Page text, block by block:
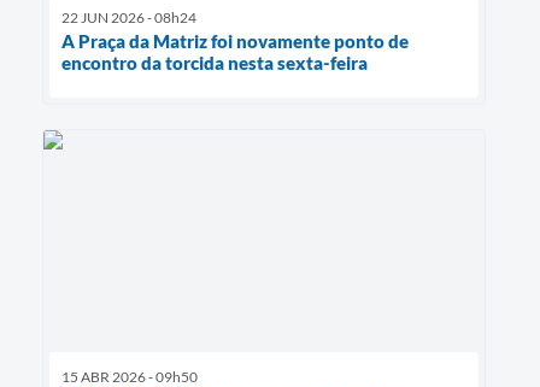
22 JUN 2026 - 08h24
A Praça da Matriz foi novamente ponto de
encontro da torcida nesta sexta-feira
15 ABR 2026 - 09h50